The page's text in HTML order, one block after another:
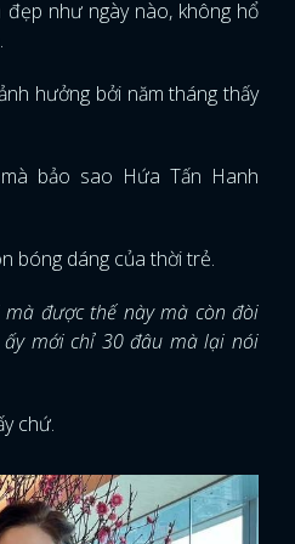
đẹp như ngày nào, không hổ
hưởng bởi năm tháng thấy
bảo sao Hứa Tấn Hanh
bóng dáng của thời trẻ.
được thế này mà còn đòi
mới chỉ 30 đâu mà lại nói
chứ.